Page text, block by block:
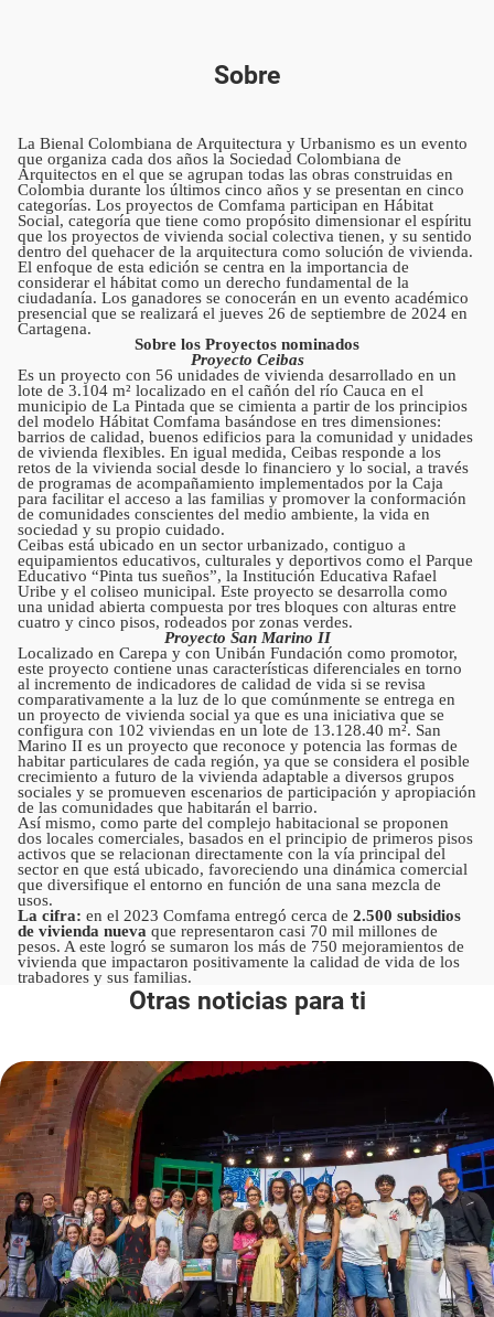
Sobre
La Bienal Colombiana de Arquitectura y Urbanismo es un evento
que organiza cada dos años la Sociedad Colombiana de
Arquitectos en el que se agrupan todas las obras construidas en
Colombia durante los últimos cinco años y se presentan en cinco
categorías. Los proyectos de Comfama participan en Hábitat
Social, categoría que tiene como propósito dimensionar el espíritu
que los proyectos de vivienda social colectiva tienen, y su sentido
dentro del quehacer de la arquitectura como solución de vivienda.
El enfoque de esta edición se centra en la importancia de
considerar el hábitat como un derecho fundamental de la
ciudadanía. Los ganadores se conocerán en un evento académico
presencial que se realizará el jueves 26 de septiembre de 2024 en
Cartagena.
Sobre los Proyectos nominados
Proyecto Ceibas
Es un proyecto con 56 unidades de vivienda desarrollado en un
lote de 3.104 m² localizado en el cañón del río Cauca en el
municipio de La Pintada que se cimienta a partir de los principios
del modelo Hábitat Comfama basándose en tres dimensiones:
barrios de calidad, buenos edificios para la comunidad y unidades
de vivienda flexibles. En igual medida, Ceibas responde a los
retos de la vivienda social desde lo financiero y lo social, a través
de programas de acompañamiento implementados por la Caja
para facilitar el acceso a las familias y promover la conformación
de comunidades conscientes del medio ambiente, la vida en
sociedad y su propio cuidado.
Ceibas está ubicado en un sector urbanizado, contiguo a
equipamientos educativos, culturales y deportivos como el Parque
Educativo “Pinta tus sueños”, la Institución Educativa Rafael
Uribe y el coliseo municipal. Este proyecto se desarrolla como
una unidad abierta compuesta por tres bloques con alturas entre
cuatro y cinco pisos, rodeados por zonas verdes.
Proyecto San Marino II
Localizado en Carepa y con Unibán Fundación como promotor,
este proyecto contiene unas características diferenciales en torno
al incremento de indicadores de calidad de vida si se revisa
comparativamente a la luz de lo que comúnmente se entrega en
un proyecto de vivienda social ya que es una iniciativa que se
configura con 102 viviendas en un lote de 13.128.40 m². San
Marino II es un proyecto que reconoce y potencia las formas de
habitar particulares de cada región, ya que se considera el posible
crecimiento a futuro de la vivienda adaptable a diversos grupos
sociales y se promueven escenarios de participación y apropiación
de las comunidades que habitarán el barrio.
Así mismo, como parte del complejo habitacional se proponen
dos locales comerciales, basados en el principio de primeros pisos
activos que se relacionan directamente con la vía principal del
sector en que está ubicado, favoreciendo una dinámica comercial
que diversifique el entorno en función de una sana mezcla de
usos.
La cifra: en el 2023 Comfama entregó cerca de 2.500 subsidios
de vivienda nueva que representaron casi 70 mil millones de
pesos. A este logró se sumaron los más de 750 mejoramientos de
vivienda que impactaron positivamente la calidad de vida de los
trabadores y sus familias.
Otras noticias para ti